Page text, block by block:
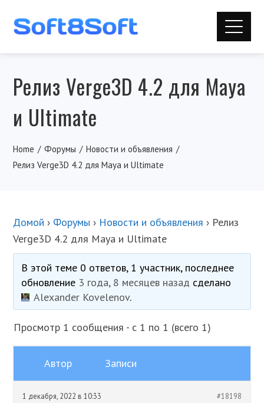
Релиз Verge3D 4.2 для Maya
и Ultimate
Home Форумы
Новости и объявления
Релиз Verge3D 4.2 для Maya и Ultimate
Домой › Форумы › Новости и объявления › Релиз
Verge3D 4.2 для Maya и Ultimate
В этой теме 0 ответов, 1 участник, последнее
обновление 3 года, 8 месяцев назад сделано
Alexander Kovelenov.
Просмотр 1 сообщения - с 1 по 1 (всего 1)
Автор Записи
1 декабря, 2022 в 10:33 #18198